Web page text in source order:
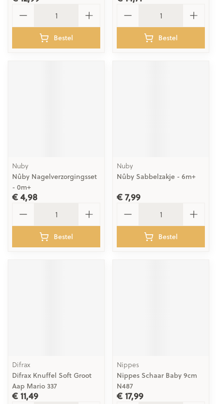
Bestel Bestel
Nuby
Nûby Nagelverzorgingsset
- 0m+
€ 4,98
Bestel
Nuby
Nûby Sabbelzakje - 6m+
€ 7,99
Bestel
Difrax
Difrax Knuffel Soft Groot
Aap Mario 337
€ 11,49
Nippes
Nippes Schaar Baby 9cm
N487
€ 17,99